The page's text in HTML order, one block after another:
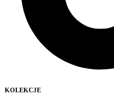
KOLEKCJE